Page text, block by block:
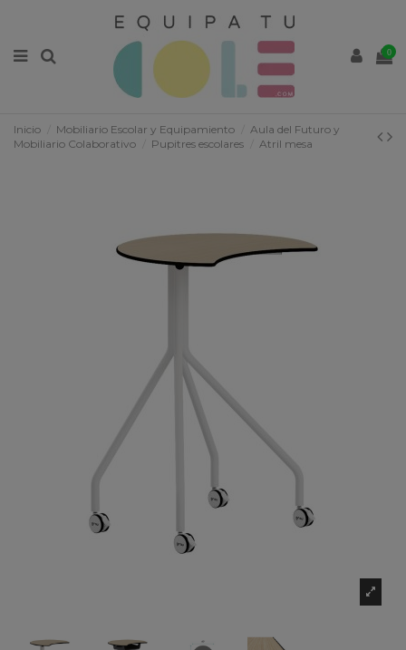
0
Inicio Mobiliario Escolar y Equipamiento
Aula del Futuro y
Mobiliario Colaborativo
Pupitres escolares Atril mesa